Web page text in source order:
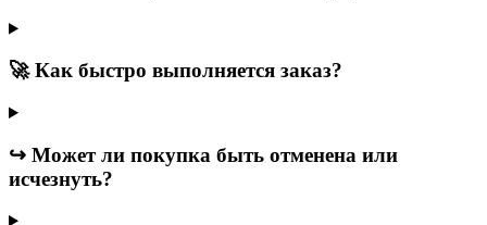
🚀 Как быстро выполняется заказ?
↪️ Может ли покупка быть отменена или
исчезнуть?